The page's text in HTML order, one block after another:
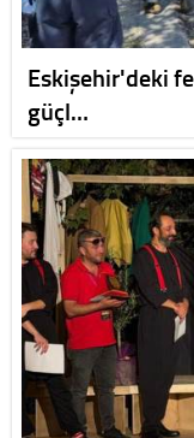
Eskişehir'deki
güçl…